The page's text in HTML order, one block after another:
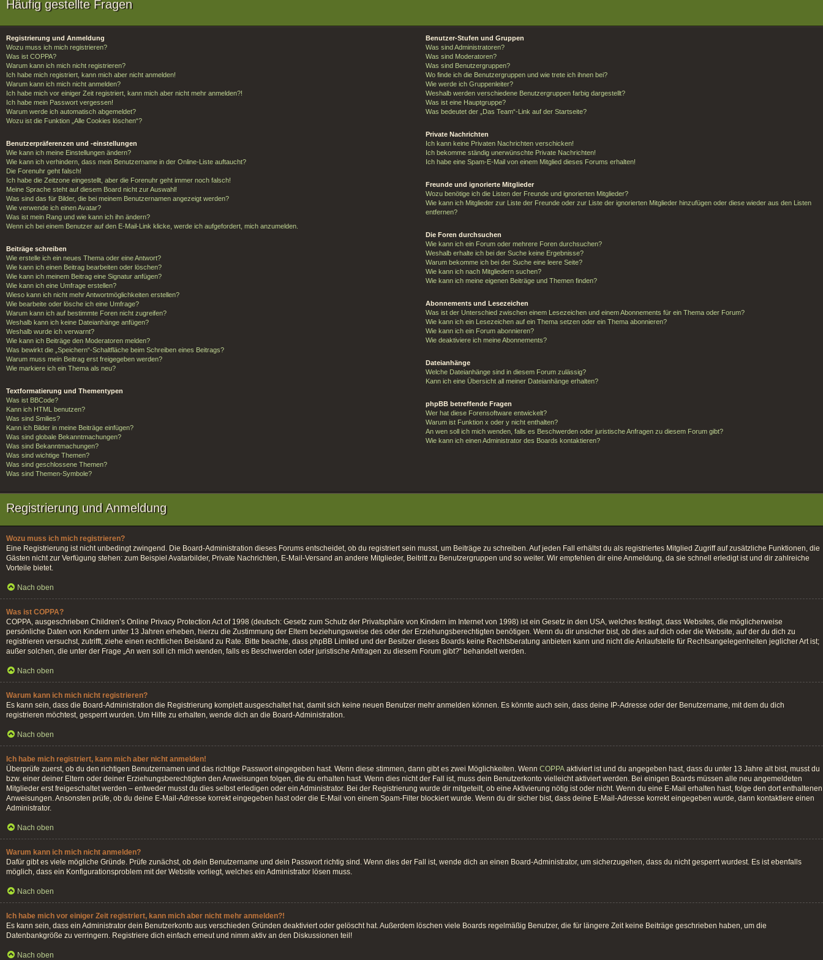
Häufig gestellte Fragen
Registrierung und Anmeldung
Wozu muss ich mich registrieren?
Was ist COPPA?
Warum kann ich mich nicht registrieren?
Ich habe mich registriert, kann mich aber nicht anmelden!
Warum kann ich mich nicht anmelden?
Ich habe mich vor einiger Zeit registriert, kann mich aber nicht mehr anmelden?!
Ich habe mein Passwort vergessen!
Warum werde ich automatisch abgemeldet?
Wozu ist die Funktion „Alle Cookies löschen“?
Benutzerpräferenzen und -einstellungen
Wie kann ich meine Einstellungen ändern?
Wie kann ich verhindern, dass mein Benutzername in der Online-Liste auftaucht?
Die Forenuhr geht falsch!
Ich habe die Zeitzone eingestellt, aber die Forenuhr geht immer noch falsch!
Meine Sprache steht auf diesem Board nicht zur Auswahl!
Was sind das für Bilder, die bei meinem Benutzernamen angezeigt werden?
Wie verwende ich einen Avatar?
Was ist mein Rang und wie kann ich ihn ändern?
Wenn ich bei einem Benutzer auf den E-Mail-Link klicke, werde ich aufgefordert, mich anzumelden.
Beiträge schreiben
Wie erstelle ich ein neues Thema oder eine Antwort?
Wie kann ich einen Beitrag bearbeiten oder löschen?
Wie kann ich meinem Beitrag eine Signatur anfügen?
Wie kann ich eine Umfrage erstellen?
Wieso kann ich nicht mehr Antwortmöglichkeiten erstellen?
Wie bearbeite oder lösche ich eine Umfrage?
Warum kann ich auf bestimmte Foren nicht zugreifen?
Weshalb kann ich keine Dateianhänge anfügen?
Weshalb wurde ich verwarnt?
Wie kann ich Beiträge den Moderatoren melden?
Was bewirkt die „Speichern“-Schaltfläche beim Schreiben eines Beitrags?
Warum muss mein Beitrag erst freigegeben werden?
Wie markiere ich ein Thema als neu?
Textformatierung und Thementypen
Was ist BBCode?
Kann ich HTML benutzen?
Was sind Smilies?
Kann ich Bilder in meine Beiträge einfügen?
Was sind globale Bekanntmachungen?
Was sind Bekanntmachungen?
Was sind wichtige Themen?
Was sind geschlossene Themen?
Was sind Themen-Symbole?
Benutzer-Stufen und Gruppen
Was sind Administratoren?
Was sind Moderatoren?
Was sind Benutzergruppen?
Wo finde ich die Benutzergruppen und wie trete ich ihnen bei?
Wie werde ich Gruppenleiter?
Weshalb werden verschiedene Benutzergruppen farbig dargestellt?
Was ist eine Hauptgruppe?
Was bedeutet der „Das Team“-Link auf der Startseite?
Private Nachrichten
Ich kann keine Privaten Nachrichten verschicken!
Ich bekomme ständig unerwünschte Private Nachrichten!
Ich habe eine Spam-E-Mail von einem Mitglied dieses Forums erhalten!
Freunde und ignorierte Mitglieder
Wozu benötige ich die Listen der Freunde und ignorierten Mitglieder?
Wie kann ich Mitglieder zur Liste der Freunde oder zur Liste der ignorierten Mitglieder hinzufügen oder diese wieder aus den Listen
entfernen?
Die Foren durchsuchen
Wie kann ich ein Forum oder mehrere Foren durchsuchen?
Weshalb erhalte ich bei der Suche keine Ergebnisse?
Warum bekomme ich bei der Suche eine leere Seite?
Wie kann ich nach Mitgliedern suchen?
Wie kann ich meine eigenen Beiträge und Themen finden?
Abonnements und Lesezeichen
Was ist der Unterschied zwischen einem Lesezeichen und einem Abonnements für ein Thema oder Forum?
Wie kann ich ein Lesezeichen auf ein Thema setzen oder ein Thema abonnieren?
Wie kann ich ein Forum abonnieren?
Wie deaktiviere ich meine Abonnements?
Dateianhänge
Welche Dateianhänge sind in diesem Forum zulässig?
Kann ich eine Übersicht all meiner Dateianhänge erhalten?
phpBB betreffende Fragen
Wer hat diese Forensoftware entwickelt?
Warum ist Funktion x oder y nicht enthalten?
An wen soll ich mich wenden, falls es Beschwerden oder juristische Anfragen zu diesem Forum gibt?
Wie kann ich einen Administrator des Boards kontaktieren?
Registrierung und Anmeldung
Wozu muss ich mich registrieren?
Eine Registrierung ist nicht unbedingt zwingend. Die Board-Administration dieses Forums entscheidet, ob du registriert sein musst, um Beiträge zu schreiben. Auf jeden Fall erhältst du als registriertes Mitglied Zugriff auf zusätzliche Funktionen, die
Gästen nicht zur Verfügung stehen: zum Beispiel Avatarbilder, Private Nachrichten, E-Mail-Versand an andere Mitglieder, Beitritt zu Benutzergruppen und so weiter. Wir empfehlen dir eine Anmeldung, da sie schnell erledigt ist und dir zahlreiche
Vorteile bietet.
Nach oben
Was ist COPPA?
COPPA, ausgeschrieben Children’s Online Privacy Protection Act of 1998 (deutsch: Gesetz zum Schutz der Privatsphäre von Kindern im Internet von 1998) ist ein Gesetz in den USA, welches festlegt, dass Websites, die möglicherweise
persönliche Daten von Kindern unter 13 Jahren erheben, hierzu die Zustimmung der Eltern beziehungsweise des oder der Erziehungsberechtigten benötigen. Wenn du dir unsicher bist, ob dies auf dich oder die Website, auf der du dich zu
registrieren versuchst, zutrifft, ziehe einen rechtlichen Beistand zu Rate. Bitte beachte, dass phpBB Limited und der Besitzer dieses Boards keine Rechtsberatung anbieten kann und nicht die Anlaufstelle für Rechtsangelegenheiten jeglicher Art ist;
außer solchen, die unter der Frage „An wen soll ich mich wenden, falls es Beschwerden oder juristische Anfragen zu diesem Forum gibt?“ behandelt werden.
Nach oben
Warum kann ich mich nicht registrieren?
Es kann sein, dass die Board-Administration die Registrierung komplett ausgeschaltet hat, damit sich keine neuen Benutzer mehr anmelden können. Es könnte auch sein, dass deine IP-Adresse oder der Benutzername, mit dem du dich
registrieren möchtest, gesperrt wurden. Um Hilfe zu erhalten, wende dich an die Board-Administration.
Nach oben
Ich habe mich registriert, kann mich aber nicht anmelden!
Überprüfe zuerst, ob du den richtigen Benutzernamen und das richtige Passwort eingegeben hast. Wenn diese stimmen, dann gibt es zwei Möglichkeiten. Wenn COPPA aktiviert ist und du angegeben hast, dass du unter 13 Jahre alt bist, musst du
bzw. einer deiner Eltern oder deiner Erziehungsberechtigten den Anweisungen folgen, die du erhalten hast. Wenn dies nicht der Fall ist, muss dein Benutzerkonto vielleicht aktiviert werden. Bei einigen Boards müssen alle neu angemeldeten
Mitglieder erst freigeschaltet werden – entweder musst du dies selbst erledigen oder ein Administrator. Bei der Registrierung wurde dir mitgeteilt, ob eine Aktivierung nötig ist oder nicht. Wenn du eine E-Mail erhalten hast, folge den dort enthaltenen
Anweisungen. Ansonsten prüfe, ob du deine E-Mail-Adresse korrekt eingegeben hast oder die E-Mail von einem Spam-Filter blockiert wurde. Wenn du dir sicher bist, dass deine E-Mail-Adresse korrekt eingegeben wurde, dann kontaktiere einen
Administrator.
Nach oben
Warum kann ich mich nicht anmelden?
Dafür gibt es viele mögliche Gründe. Prüfe zunächst, ob dein Benutzername und dein Passwort richtig sind. Wenn dies der Fall ist, wende dich an einen Board-Administrator, um sicherzugehen, dass du nicht gesperrt wurdest. Es ist ebenfalls
möglich, dass ein Konfigurationsproblem mit der Website vorliegt, welches ein Administrator lösen muss.
Nach oben
Ich habe mich vor einiger Zeit registriert, kann mich aber nicht mehr anmelden?!
Es kann sein, dass ein Administrator dein Benutzerkonto aus verschieden Gründen deaktiviert oder gelöscht hat. Außerdem löschen viele Boards regelmäßig Benutzer, die für längere Zeit keine Beiträge geschrieben haben, um die
Datenbankgröße zu verringern. Registriere dich einfach erneut und nimm aktiv an den Diskussionen teil!
Nach oben